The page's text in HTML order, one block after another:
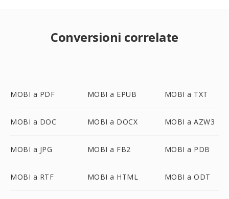
Conversioni correlate
MOBI a PDF MOBI a EPUB MOBI a TXT
MOBI a DOC MOBI a DOCX MOBI a AZW3
MOBI a JPG MOBI a FB2 MOBI a PDB
MOBI a RTF MOBI a HTML MOBI a ODT